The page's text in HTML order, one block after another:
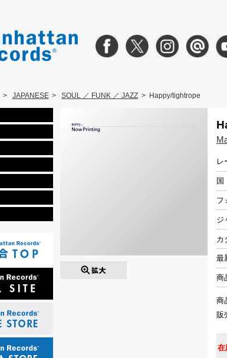
> JAPANESE > SOUL ／ FUNK ／ JAZZ > Happy/tightrope
レ
国
フ
ジ
カ
最
商
商
販
在